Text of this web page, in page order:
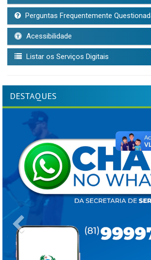
Perguntas Frequentemente
Acessibilidade
Listar os Serviços Digitais
DESTAQUES